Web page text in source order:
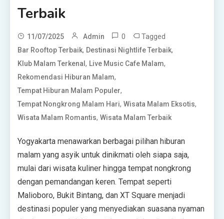
Terbaik
11/07/2025 Admin 0 Tagged
Bar Rooftop Terbaik, Destinasi Nightlife Terbaik,
Klub Malam Terkenal, Live Music Cafe Malam,
Rekomendasi Hiburan Malam,
Tempat Hiburan Malam Populer,
Tempat Nongkrong Malam Hari,Wisata Malam Eksotis,
Wisata Malam Romantis,Wisata Malam Terbaik
Yogyakarta menawarkan berbagai pilihan hiburan
malam yang asyik untuk dinikmati oleh siapa saja,
mulai dari wisata kuliner hingga tempat nongkrong
dengan pemandangan keren. Tempat seperti
Malioboro, Bukit Bintang, dan XT Square menjadi
destinasi populer yang menyediakan suasana nyaman